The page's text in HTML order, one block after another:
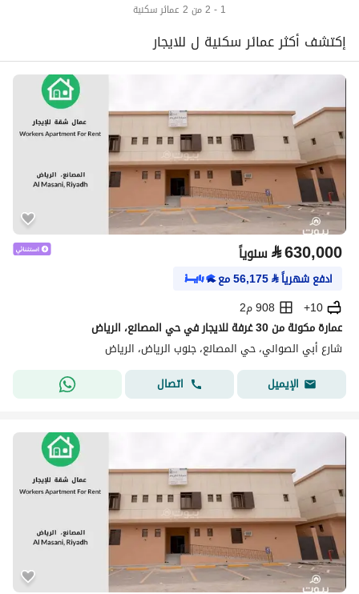
1 - 2 من 2 عمائر سكنية
إكتشف أكثر عمائر سكنية ل للايجار
⃁630,000 سنوياً
ادفع شهرياً⃁
56,175مع
10+
908 م2
عمارة مكونة من 30 غرفة للايجار في حي المصانع، الرياض
شارع أبي الصواني، حي المصانع، جنوب الرياض، الرياض
الإيميل
اتصال